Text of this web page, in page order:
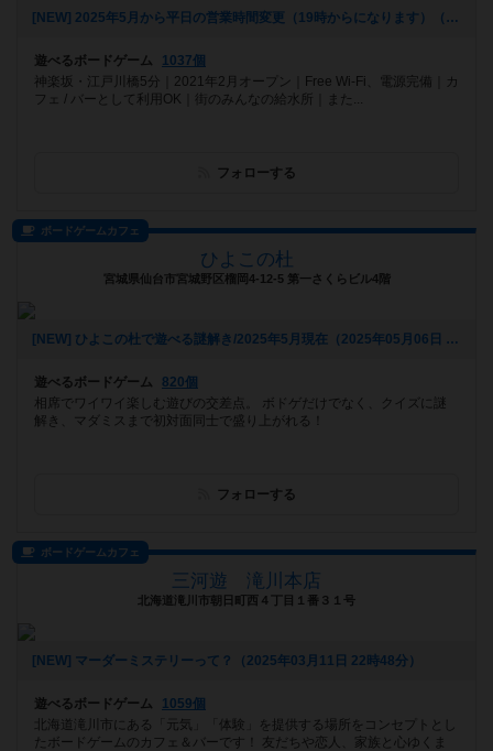
[NEW] 2025年5月から平日の営業時間変更（19時からになります）（2025年06月20日 16時25分）
遊べるボードゲーム
1037個
神楽坂・江戸川橋5分｜2021年2月オープン｜Free Wi-Fi、電源完備｜カ
フェ / バーとして利用OK｜街のみんなの給水所｜また...
フォローする
ボードゲームカフェ
ひよこの杜
宮城県仙台市宮城野区榴岡4-12-5 第一さくらビル4階
[NEW] ひよこの杜で遊べる謎解き/2025年5月現在（2025年05月06日 14時03分）
遊べるボードゲーム
820個
相席でワイワイ楽しむ遊びの交差点。 ボドゲだけでなく、クイズに謎
解き、マダミスまで初対面同士で盛り上がれる！
フォローする
ボードゲームカフェ
三河遊 滝川本店
北海道滝川市朝日町西４丁目１番３１号
[NEW] マーダーミステリーって？（2025年03月11日 22時48分）
遊べるボードゲーム
1059個
北海道滝川市にある「元気」「体験」を提供する場所をコンセプトとし
たボードゲームのカフェ＆バーです！ 友だちや恋人、家族と心ゆくま